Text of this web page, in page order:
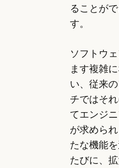
ることが
す。
ソフトウ
ます複雑
い、従来
チではそ
てエンジ
が求めら
たな機能
たびに、